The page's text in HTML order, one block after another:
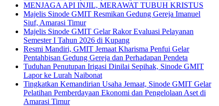
MENJAGA API INJIL, MERAWAT TUBUH KRISTUS
Majelis Sinode GMIT Resmikan Gedung Gereja Imanuel
Siuf, Amarasi Timur
Majelis Sinode GMIT Gelar Rakor Evaluasi Pelayanan
Semester I Tahun 2026 di Kupang
Resmi Mandiri, GMIT Jemaat Kharisma Penfui Gelar
Pentahbisan Gedung Gereja dan Perhadapan Pendeta
Tuduhan Penutupan Irigasi Dinilai Sepihak, Sinode GMIT
Lapor ke Lurah Naibonat
Tingkatkan Kemandirian Usaha Jemaat, Sinode GMIT Gelar
Pelatihan Pemberdayaan Ekonomi dan Pengelolaan Aset di
Amarasi Timur